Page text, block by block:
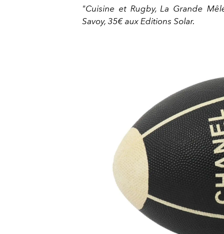
"Cuisine et Rugby, La Grande
Savoy, 35€ aux Editions Solar.